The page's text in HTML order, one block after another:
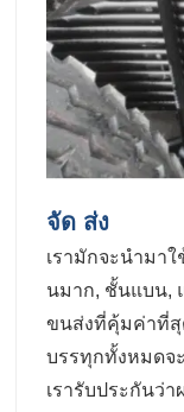
จัด ส่ง
เรามักจะนํามา
นมาก, ชั้นแบน,
ขนส่งที่คุ้มค่าที่
บรรทุกทั้งหมดจ
เรารับประกันว่